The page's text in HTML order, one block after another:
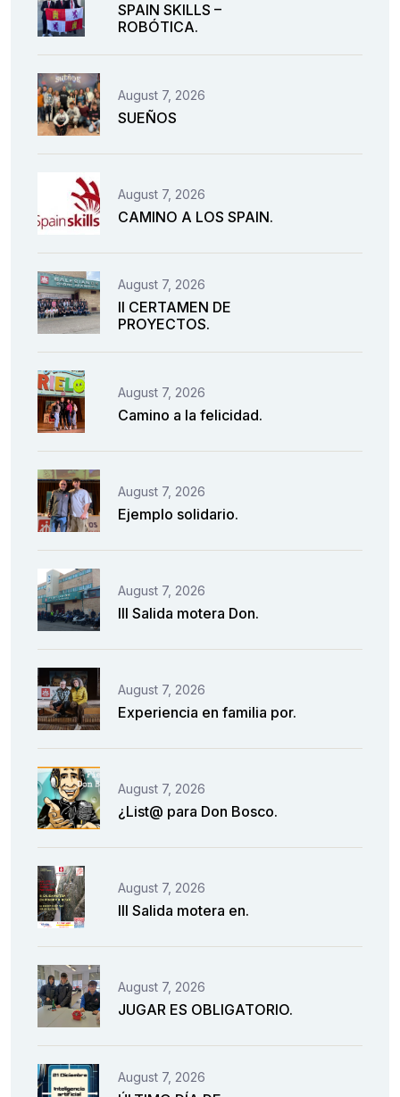
SPAIN SKILLS –
ROBÓTICA.
August 7, 2026
SUEÑOS
August 7, 2026
CAMINO A LOS SPAIN.
August 7, 2026
II CERTAMEN DE
PROYECTOS.
August 7, 2026
Camino a la felicidad.
August 7, 2026
Ejemplo solidario.
August 7, 2026
III Salida motera Don.
August 7, 2026
Experiencia en familia por.
August 7, 2026
¿List@ para Don Bosco.
August 7, 2026
III Salida motera en.
August 7, 2026
JUGAR ES OBLIGATORIO.
August 7, 2026